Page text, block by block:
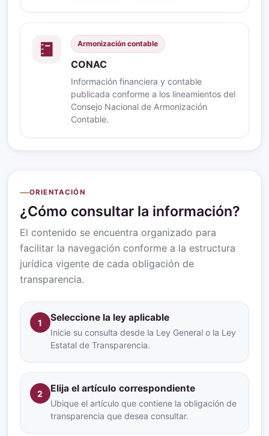
Armonización contable
CONAC
Información financiera y contable
publicada conforme a los lineamientos del
Consejo Nacional de Armonización
Contable.
ORIENTACIÓN
¿Cómo consultar la información?
El contenido se encuentra organizado para
facilitar la navegación conforme a la estructura
jurídica vigente de cada obligación de
transparencia.
1 Seleccione la ley aplicable
Inicie su consulta desde la Ley General o la Ley
Estatal de Transparencia.
2 Elija el artículo correspondiente
Ubique el artículo que contiene la obligación de
transparencia que desea consultar.